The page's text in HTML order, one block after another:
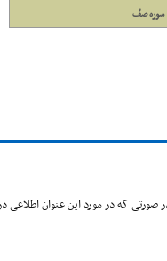
سوره صفّ
که در مورد این عنوان اطلاعی